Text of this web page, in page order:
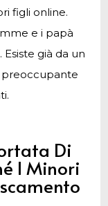
figli online.
e i papà
già da un
preoccupante
Di
I Minori